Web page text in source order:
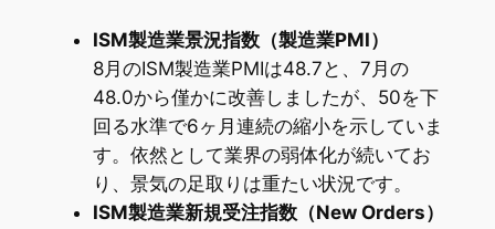
ISM製造業景況指数（製造業PMI）
8月のISM製造業PMIは48.7と、7月の
48.0から僅かに改善しましたが、50を下
回る水準で6ヶ月連続の縮小を示していま
す。依然として業界の弱体化が続いてお
り、景気の足取りは重たい状況です。
ISM製造業新規受注指数（New Orders）